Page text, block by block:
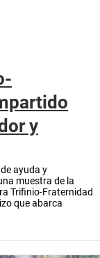
y
ayuda y
muestra de la
Trifinio-Fraternidad
que abarca